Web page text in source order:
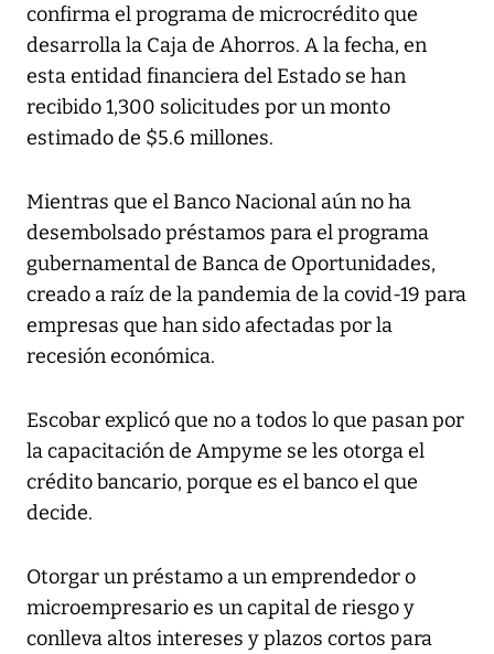
confirma el programa de microcrédito que
desarrolla la Caja de Ahorros. A la fecha, en
esta entidad financiera del Estado se han
recibido 1,300 solicitudes por un monto
estimado de $5.6 millones.
Mientras que el Banco Nacional aún no ha
desembolsado préstamos para el programa
gubernamental de Banca de Oportunidades,
creado a raíz de la pandemia de la covid-19 para
empresas que han sido afectadas por la
recesión económica.
Escobar explicó que no a todos lo que pasan por
la capacitación de Ampyme se les otorga el
crédito bancario, porque es el banco el que
decide.
Otorgar un préstamo a un emprendedor o
microempresario es un capital de riesgo y
conlleva altos intereses y plazos cortos para